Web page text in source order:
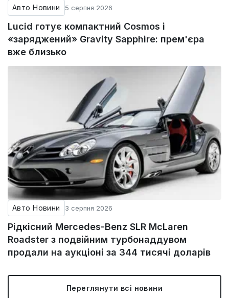
Авто Новини 5 серпня 2026
Lucid готує компактний Cosmos і
«заряджений» Gravity Sapphire: прем'єра
вже близько
Авто Новини 3 серпня 2026
Рідкісний Mercedes-Benz SLR McLaren
Roadster з подвійним турбонаддувом
продали на аукціоні за 344 тисячі доларів
Переглянути всі новини